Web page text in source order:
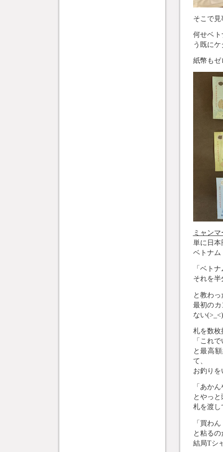
そこで
何せベ
う既に
紙幣もゼ
ミャン
単に日本
ベトナム
「ベト
それを
と教わ
最初の
ない(>_<)
札を数枚
「これ
と最高
て、
お釣り
「あか
とやっ
札を渡し
「買わ
と粘る
結局Tシ